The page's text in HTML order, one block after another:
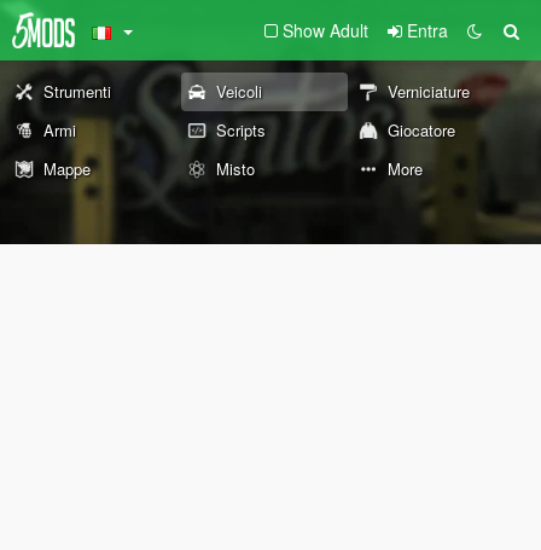
Show Adult Entra
Strumenti Veicoli
Verniciature
Armi
Scripts
Giocatore
Mappe
Misto More